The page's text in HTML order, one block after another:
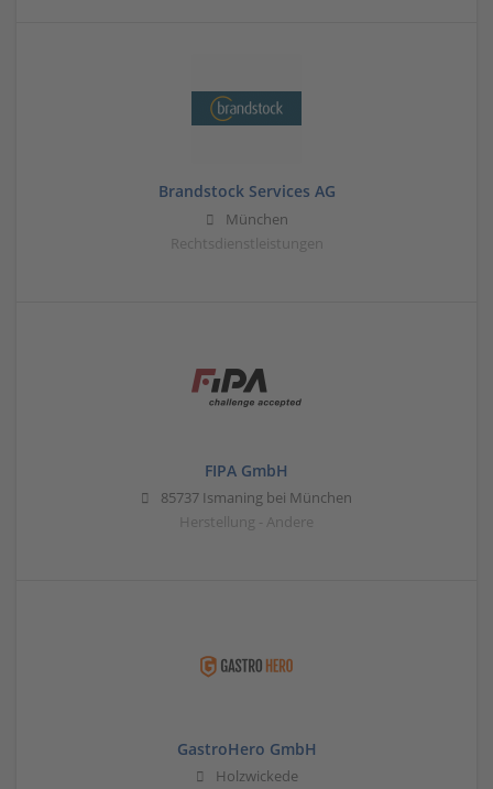
Brandstock Services AG
München
Rechtsdienstleistungen
FIPA GmbH
85737 Ismaning bei München
Herstellung - Andere
GastroHero GmbH
Holzwickede